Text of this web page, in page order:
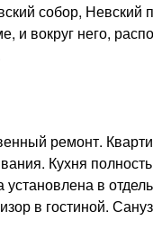
собор, Невский
и вокруг него,
ремонт.
Кухня
в
в гостиной.